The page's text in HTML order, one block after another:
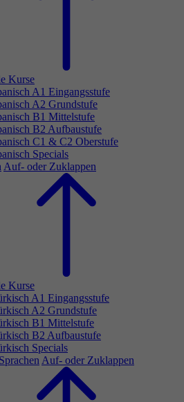
Kurse
A1 Eingangsstufe
A2 Grundstufe
B1 Mittelstufe
B2 Aufbaustufe
C1 & C2 Oberstufe
Specials
Auf- oder Zuklappen
Kurse
A1 Eingangsstufe
A2 Grundstufe
B1 Mittelstufe
B2 Aufbaustufe
Specials
Auf- oder Zuklappen